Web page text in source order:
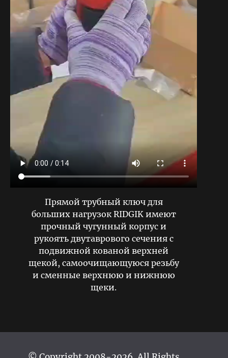
Прямой трубный ключ для
больших нагрузок RIDGIK имеют
прочный чугунный корпус и
рукоять двутаврового сечения с
подвижной кованой верхней
щекой, самоочищающуюся резьбу
и сменные верхнюю и нижнюю
щеки.